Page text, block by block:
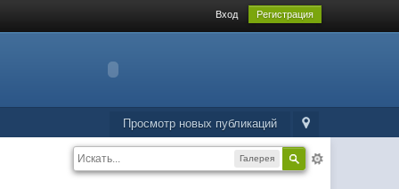
Вход Регистрация
Просмотр новых публикаций
Галерея